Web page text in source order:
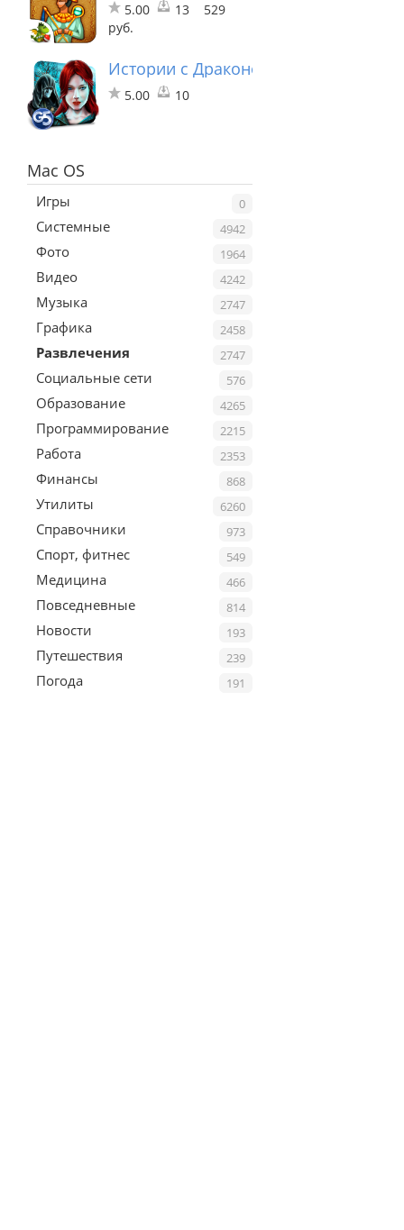
5.00 13
529
руб.
Истории с Драконовой горы: Логово
5.00 10
Mac OS
0
Игры
4942
Системные
1964
Фото
4242
Видео
2747
Музыка
2458
Графика
2747
Развлечения
576
Социальные сети
4265
Образование
2215
Программирование
2353
Работа
868
Финансы
6260
Утилиты
973
Справочники
549
Спорт, фитнес
466
Медицина
814
Повседневные
193
Новости
239
Путешествия
191
Погода